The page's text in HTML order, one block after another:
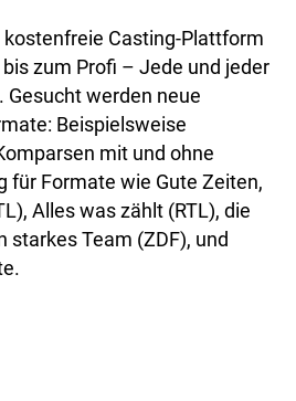
kostenfreie Casting-Plattform
zum Profi – Jede und jeder
Gesucht werden neue
Beispielsweise
mit und ohne
für Formate wie Gute Zeiten,
Alles was zählt (RTL), die
starkes Team (ZDF), und